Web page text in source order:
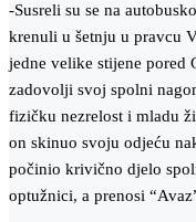
-Susreli su se na
krenuli u šetnju u pravcu
jedne velike stijene pored
zadovolji svoj spolni
fizičku nezrelost i mladu
on skinuo svoju odjeću
počinio krivično djelo
optužnici, a prenosi